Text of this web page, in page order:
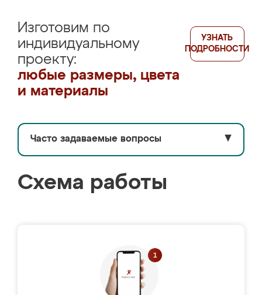
Изготовим по
индивидуальному
проекту:
любые размеры, цвета
и материалы
УЗНАТЬ
ПОДРОБНОСТИ
Часто задаваемые вопросы ▼
Схема работы